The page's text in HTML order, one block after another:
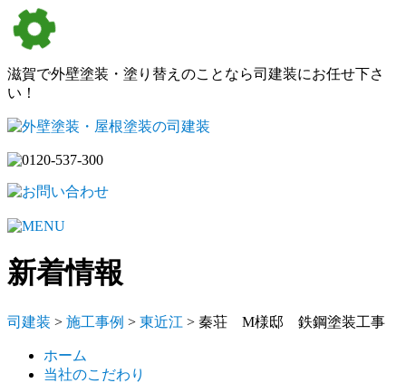
滋賀で外壁塗装・塗り替えのことなら司建装にお任せ下さ
い！
新着情報
司建装 > 施工事例 > 東近江 > 秦荘 M様邸 鉄鋼塗装工事
ホーム
当社のこだわり